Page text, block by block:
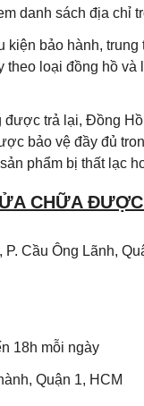
danh sách địa chỉ
bảo hành,
theo loại đồng hồ
trả lại, Đồng
bảo vệ đầy đủ
phẩm bị thất lạc
CHỮA
Cầu Ông Lãnh,
18h mỗi ngày
Quận 1, HCM